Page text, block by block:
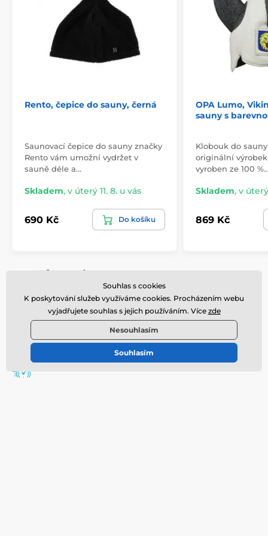
okamžiky odpočinku a regenerace.
NordicSPA si zakládá na poskytování výrobků, které
nejenže splňují vysoké standardy kvality, ale také
přinášejí estetickou a funkční hodnotu. S touto čepicí
do sauny se můžete spolehnout na to, že vám bude
sloužit dlouhodobě a že každá návštěva sauny bude
Materiál: 100% bavlna
Délka: 27 cm
Rento, čepice do sauny, černá
Saunovací čepice do sauny značky
Rento vám umožní vydržet v
sauně déle a…
Skladem, v úterý 11. 8. u vás
690 Kč Do košíku
OPA Lumo,
sauny s
Klobouk do
originální
vyroben ze 100
Skladem, v úterý
869 Kč
DOPRAVA ZDARMA na objednávku nad 2.000 Kč
Souhlas s cookies
K poskytování služeb využíváme cookies. Procházením webu
vyjadřujete souhlas s jejich používáním. Více zde
Nesouhlasím
Souhlasím